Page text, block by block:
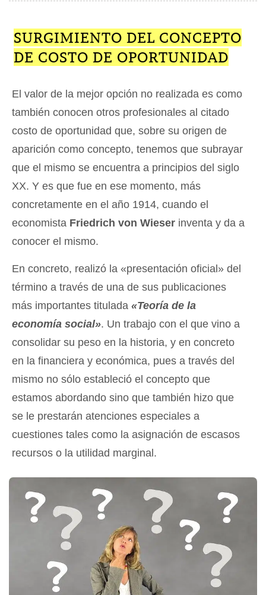
SURGIMIENTO DEL CONCEPTO
DE COSTO DE OPORTUNIDAD
El valor de la mejor opción no realizada es como
también conocen otros profesionales al citado
costo de oportunidad que, sobre su origen de
aparición como concepto, tenemos que subrayar
que el mismo se encuentra a principios del siglo
XX. Y es que fue en ese momento, más
concretamente en el año 1914, cuando el
economista Friedrich von Wieser inventa y da a
conocer el mismo.
En concreto, realizó la «presentación oficial» del
término a través de una de sus publicaciones
más importantes titulada «Teoría de la
economía social». Un trabajo con el que vino a
consolidar su peso en la historia, y en concreto
en la financiera y económica, pues a través del
mismo no sólo estableció el concepto que
estamos abordando sino que también hizo que
se le prestarán atenciones especiales a
cuestiones tales como la asignación de escasos
recursos o la utilidad marginal.